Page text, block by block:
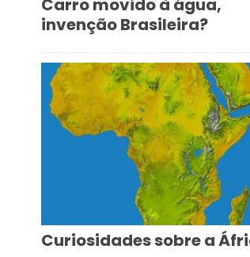
invenção Brasileira?
Curiosidades sobre a